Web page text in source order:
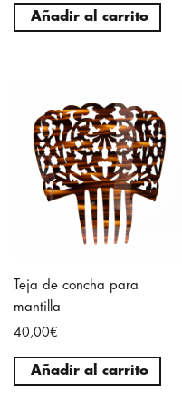
Añadir al carrito
Teja de concha para
mantilla
40,00€
Añadir al carrito